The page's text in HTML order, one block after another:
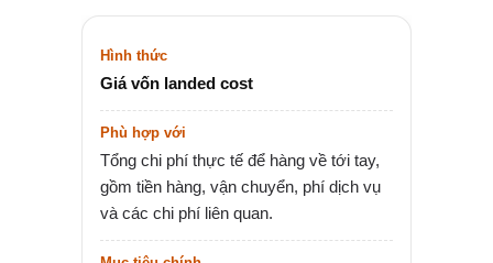
Giá vốn landed cost
Tổng chi phí thực tế để hàng về tới tay,
gồm tiền hàng, vận chuyển, phí dịch vụ
và các chi phí liên quan.